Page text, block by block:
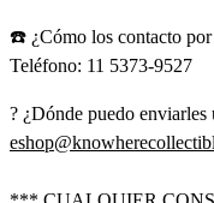
☎️ ¿Cómo los contacto
Teléfono: 11 5373-9527
? ¿Dónde puedo enviarles